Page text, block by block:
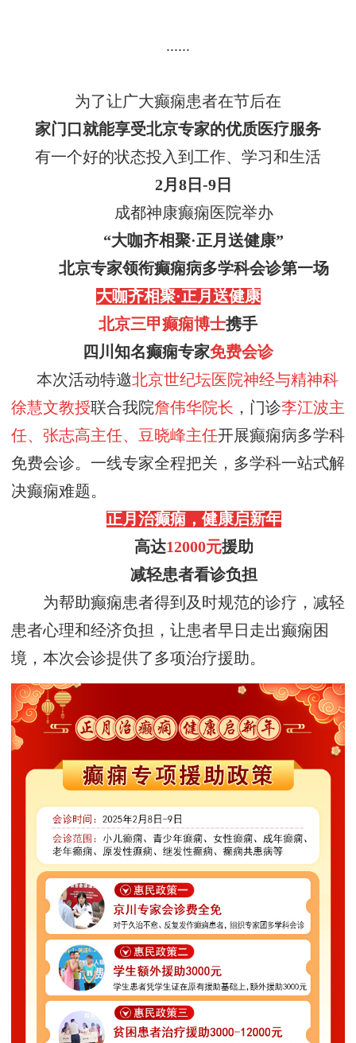
......
为了让广大癫痫患者在节后在
家门口 就能享受北京专家的优质医疗服务
有一个好的状态投入到工作、学习和生活
2月8 日-9 日
成都神康癫痫医院举办
“大咖齐相聚·正月送健康”
北京专家领衔癫痫病多学科会诊第一场
大咖齐相聚·正月送健康
北京三甲癫痫博士携手
四川知名癫痫专家免费会诊
本次活动特邀北京世纪坛医院神经与精神科
徐慧文教授联合我院詹伟华院长 ，门诊李江波主
任、张志高主任、豆晓峰主任开展癫痫病多学科
免费会诊。一线专家全程把关，多学科一站式解
决癫痫难题。
正月治癫痫， 健康启新年
高达12000元援助
减轻患者看诊负担
为帮助癫痫患者得到及时规范的诊疗，减轻
患者心理和经济负担，让患者早日走出癫痫困
境，本次会诊提供了多项治疗援助。